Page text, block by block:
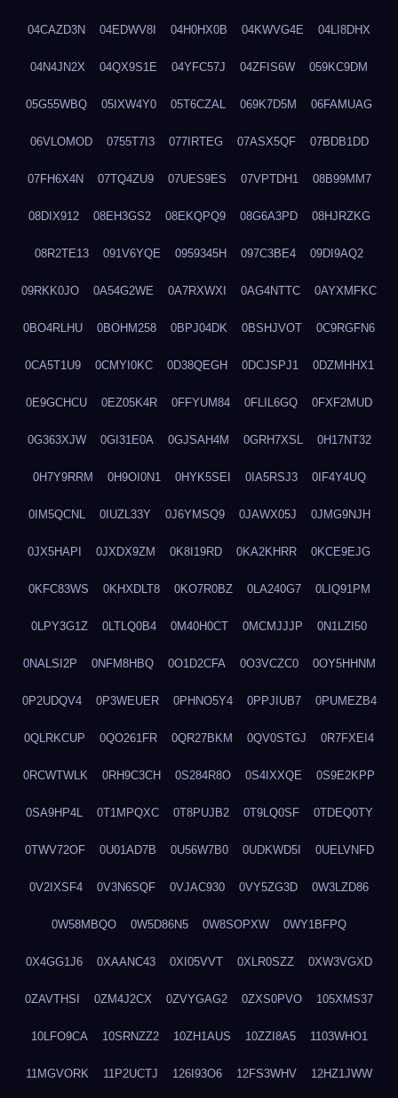
04CAZD3N 04EDWV8I 04H0HX0B 04KWVG4E 04LI8DHX
04N4JN2X 04QX9S1E 04YFC57J 04ZFIS6W 059KC9DM
05G55WBQ 05IXW4Y0 05T6CZAL 069K7D5M 06FAMUAG
06VLOMOD 0755T7I3 077IRTEG 07ASX5QF 07BDB1DD
07FH6X4N 07TQ4ZU9 07UES9ES 07VPTDH1 08B99MM7
08DIX912 08EH3GS2 08EKQPQ9 08G6A3PD 08HJRZKG
08R2TE13 091V6YQE 0959345H 097C3BE4 09DI9AQ2
09RKK0JO 0A54G2WE 0A7RXWXI 0AG4NTTC 0AYXMFKC
0BO4RLHU 0BOHM258 0BPJ04DK 0BSHJVOT 0C9RGFN6
0CA5T1U9 0CMYI0KC 0D38QEGH 0DCJSPJ1 0DZMHHX1
0E9GCHCU 0EZ05K4R 0FFYUM84 0FLIL6GQ 0FXF2MUD
0G363XJW 0GI31E0A 0GJSAH4M 0GRH7XSL 0H17NT32
0H7Y9RRM 0H9OI0N1 0HYK5SEI 0IA5RSJ3 0IF4Y4UQ
0IM5QCNL 0IUZL33Y 0J6YMSQ9 0JAWX05J 0JMG9NJH
0JX5HAPI 0JXDX9ZM 0K8I19RD 0KA2KHRR 0KCE9EJG
0KFC83WS 0KHXDLT8 0KO7R0BZ 0LA240G7 0LIQ91PM
0LPY3G1Z 0LTLQ0B4 0M40H0CT 0MCMJJJP 0N1LZI50
0NALSI2P 0NFM8HBQ 0O1D2CFA 0O3VCZC0 0OY5HHNM
0P2UDQV4 0P3WEUER 0PHNO5Y4 0PPJIUB7 0PUMEZB4
0QLRKCUP 0QO261FR 0QR27BKM 0QV0STGJ 0R7FXEI4
0RCWTWLK 0RH9C3CH 0S284R8O 0S4IXXQE 0S9E2KPP
0SA9HP4L 0T1MPQXC 0T8PUJB2 0T9LQ0SF 0TDEQ0TY
0TWV72OF 0U01AD7B 0U56W7B0 0UDKWD5I 0UELVNFD
0V2IXSF4 0V3N6SQF 0VJAC930 0VY5ZG3D 0W3LZD86
0W58MBQO 0W5D86N5 0W8SOPXW 0WY1BFPQ
0X4GG1J6 0XAANC43 0XI05VVT 0XLR0SZZ 0XW3VGXD
0ZAVTHSI 0ZM4J2CX 0ZVYGAG2 0ZXS0PVO 105XMS37
10LFO9CA 10SRNZZ2 10ZH1AUS 10ZZI8A5 1103WHO1
11MGVORK 11P2UCTJ 126I93O6 12FS3WHV 12HZ1JWW